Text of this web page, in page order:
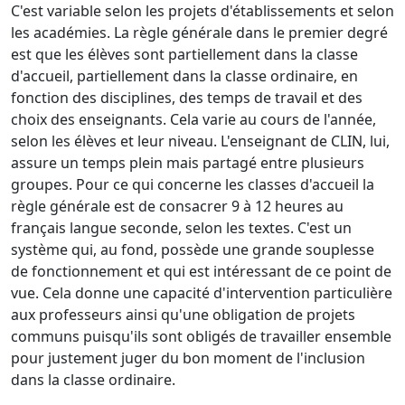
C'est variable selon les projets d'établissements et selon
les académies. La règle générale dans le premier degré
est que les élèves sont partiellement dans la classe
d'accueil, partiellement dans la classe ordinaire, en
fonction des disciplines, des temps de travail et des
choix des enseignants. Cela varie au cours de l'année,
selon les élèves et leur niveau. L'enseignant de CLIN, lui,
assure un temps plein mais partagé entre plusieurs
groupes. Pour ce qui concerne les classes d'accueil la
règle générale est de consacrer 9 à 12 heures au
français langue seconde, selon les textes. C'est un
système qui, au fond, possède une grande souplesse
de fonctionnement et qui est intéressant de ce point de
vue. Cela donne une capacité d'intervention particulière
aux professeurs ainsi qu'une obligation de projets
communs puisqu'ils sont obligés de travailler ensemble
pour justement juger du bon moment de l'inclusion
dans la classe ordinaire.